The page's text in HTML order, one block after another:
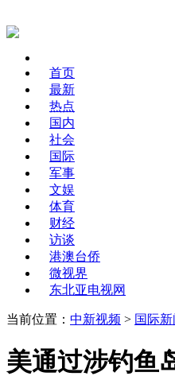
首页
最新
热点
国内
社会
国际
军事
文娱
体育
财经
访谈
港澳台侨
微视界
东北亚电视网
当前位置： 中新视频 > 国际新
美通过涉钓鱼